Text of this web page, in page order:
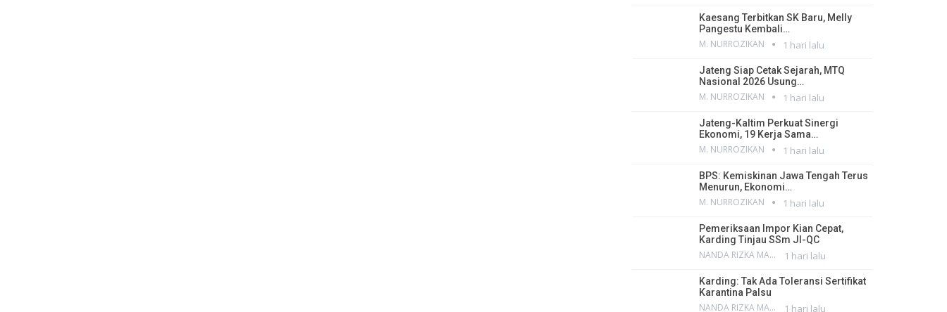
Kaesang Terbitkan SK Baru, Melly
Pangestu Kembali…
M. NURROZIKAN 1 hari lalu
Jateng Siap Cetak Sejarah, MTQ
Nasional 2026 Usung…
M. NURROZIKAN 1 hari lalu
Jateng-Kaltim Perkuat Sinergi
Ekonomi, 19 Kerja Sama…
M. NURROZIKAN 1 hari lalu
BPS: Kemiskinan Jawa Tengah Terus
Menurun, Ekonomi…
M. NURROZIKAN 1 hari lalu
Pemeriksaan Impor Kian Cepat,
Karding Tinjau SSm JI-QC
NANDA RIZKA MAHENDRA 1 hari lalu
Karding: Tak Ada Toleransi Sertifikat
Karantina Palsu
NANDA RIZKA MAHENDRA 1 hari lalu